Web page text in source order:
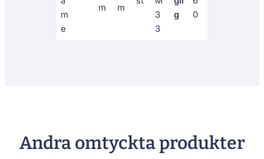
m
e
m
m
3
3
g
0
Andra omtyckta produkter